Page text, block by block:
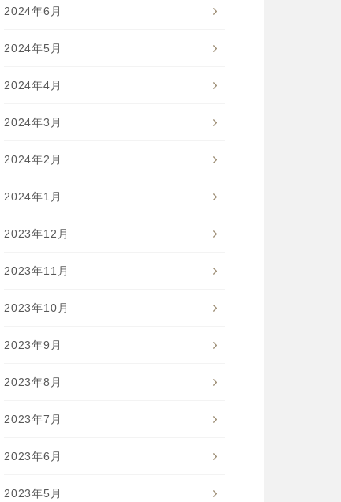
2024年6月
2024年5月
2024年4月
2024年3月
2024年2月
2024年1月
2023年12月
2023年11月
2023年10月
2023年9月
2023年8月
2023年7月
2023年6月
2023年5月